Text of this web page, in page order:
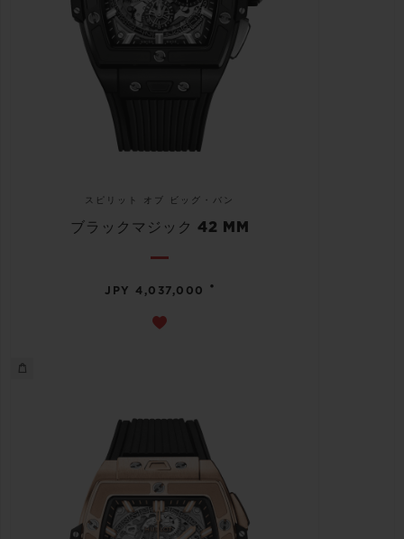
スピリット オブ ビッグ・バン
ブラックマジック 42 MM
JPY 4,037,000 •